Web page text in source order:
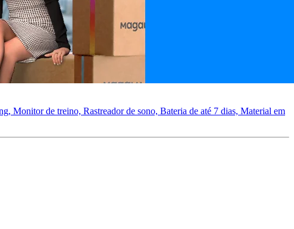
Monitor de treino, Rastreador de sono, Bateria de até 7 dias, Material em